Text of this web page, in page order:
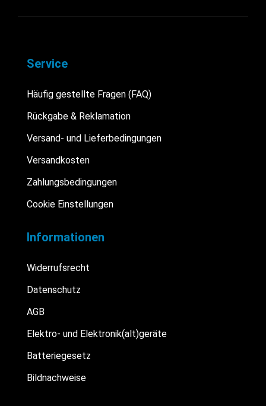
Service
Häufig gestellte Fragen (FAQ)
Rückgabe & Reklamation
Versand- und Lieferbedingungen
Versandkosten
Zahlungsbedingungen
Cookie Einstellungen
Informationen
Widerrufsrecht
Datenschutz
AGB
Elektro- und Elektronik(alt)geräte
Batteriegesetz
Bildnachweise